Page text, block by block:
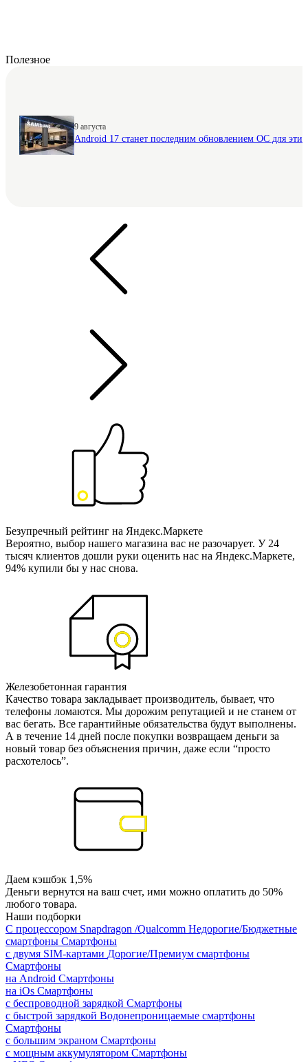
Полезное
9 августа
Android 17 станет последним обновлением ОС для этих
Безупречный рейтинг на Яндекс.Маркете
Вероятно, выбор нашего магазина вас не разочарует. У 24
тысяч клиентов дошли руки оценить нас на Яндекс.Маркете,
94% купили бы у нас снова.
Железобетонная гарантия
Качество товара закладывает производитель, бывает, что
телефоны ломаются. Мы дорожим репутацией и не станем от
вас бегать. Все гарантийные обязательства будут выполнены.
А в течение 14 дней после покупки возвращаем деньги за
новый товар без объяснения причин, даже если “просто
расхотелось”.
Даем кэшбэк 1,5%
Деньги вернутся на ваш счет, ими можно оплатить до 50%
любого товара.
Наши подборки
С процессором Snapdragon /Qualcomm Недорогие/Бюджетные
смартфоны Смартфоны
с двумя SIM-картами Дорогие/Премиум смартфоны
Смартфоны
на Android Смартфоны
на iOs Смартфоны
с беспроводной зарядкой Смартфоны
с быстрой зарядкой Водонепроницаемые смартфоны
Смартфоны
с большим экраном Смартфоны
с мощным аккумулятором Смартфоны